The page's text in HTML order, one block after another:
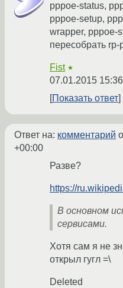
pppoe-status,
pppoe-setup,
wrapper, pppoe-
пересобрать rp-
Fist ★
07.01.2015
Показать ответ
Ответ на: комментарий
+00:00
Разве?
https://
В основном
сервисами.
Хотя сам я не
открыл гугл =\
Deleted